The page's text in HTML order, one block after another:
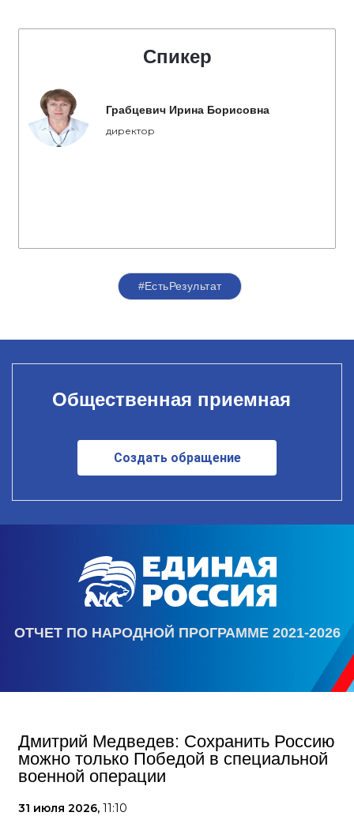
Спикер
Грабцевич Ирина Борисовна
директор
#ЕстьРезультат
Общественная приемная
Создать обращение
ОТЧЕТ ПО НАРОДНОЙ ПРОГРАММЕ 2021-2026
Дмитрий Медведев: Сохранить Россию
можно только Победой в специальной
военной операции
31 июля 2026, 11:10